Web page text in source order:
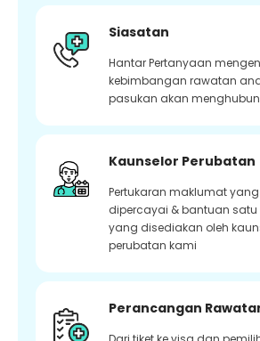
Siasatan
Hantar Pertanyaan
kebimbangan rawatan
pasukan akan
Kaunselor Perubatan
Pertukaran maklumat
dipercayai & bantuan
yang disediakan oleh
perubatan kami
Perancangan